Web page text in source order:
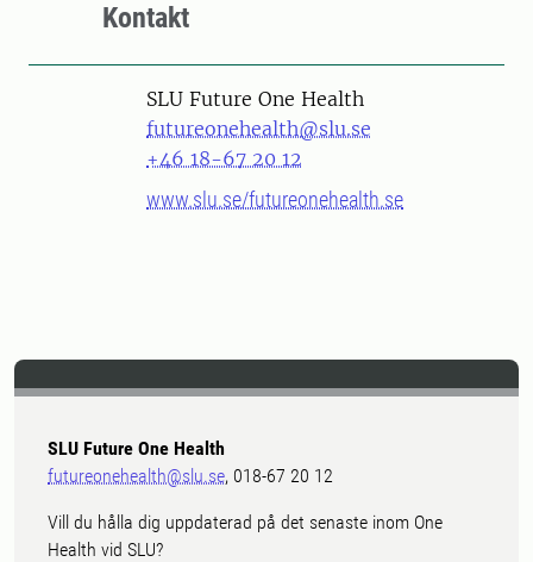
Kontakt
SLU Future One Health
futureonehealth@slu.se
+46 18-67 20 12
www.slu.se/futureonehealth.se
SLU Future One Health
futureonehealth@slu.se, 018-67 20 12
Vill du hålla dig uppdaterad på det senaste inom One
Health vid SLU?